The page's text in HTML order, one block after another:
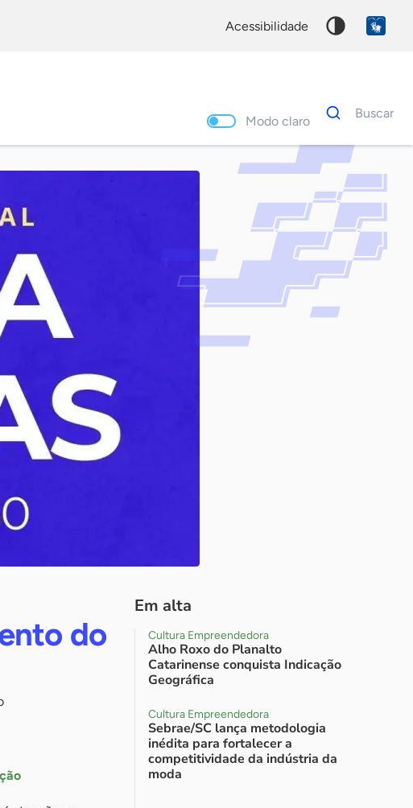
acessibilidade
Modo claro
Dados
para
Buscar
Palavra
chave
do
Em alta
Cultura Empreendedora
Alho Roxo do Planalto
Catarinense conquista Indicação
Geográfica
Cultura Empreendedora
Sebrae/SC lança metodologia
inédita para fortalecer a
competitividade da indústria da
moda